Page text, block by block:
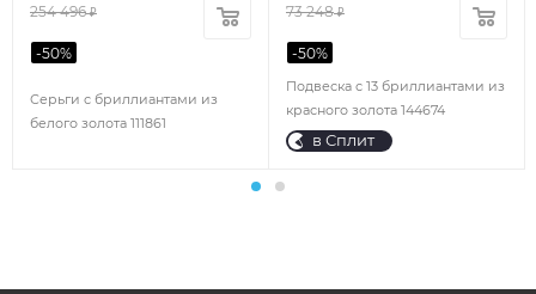
Серьги с бриллиантами из
белого золота 111861
254 496₽
-50%
Подвеска с 13 бриллиантами из
красного золота 144674
73 248₽
-50%
в Сплит